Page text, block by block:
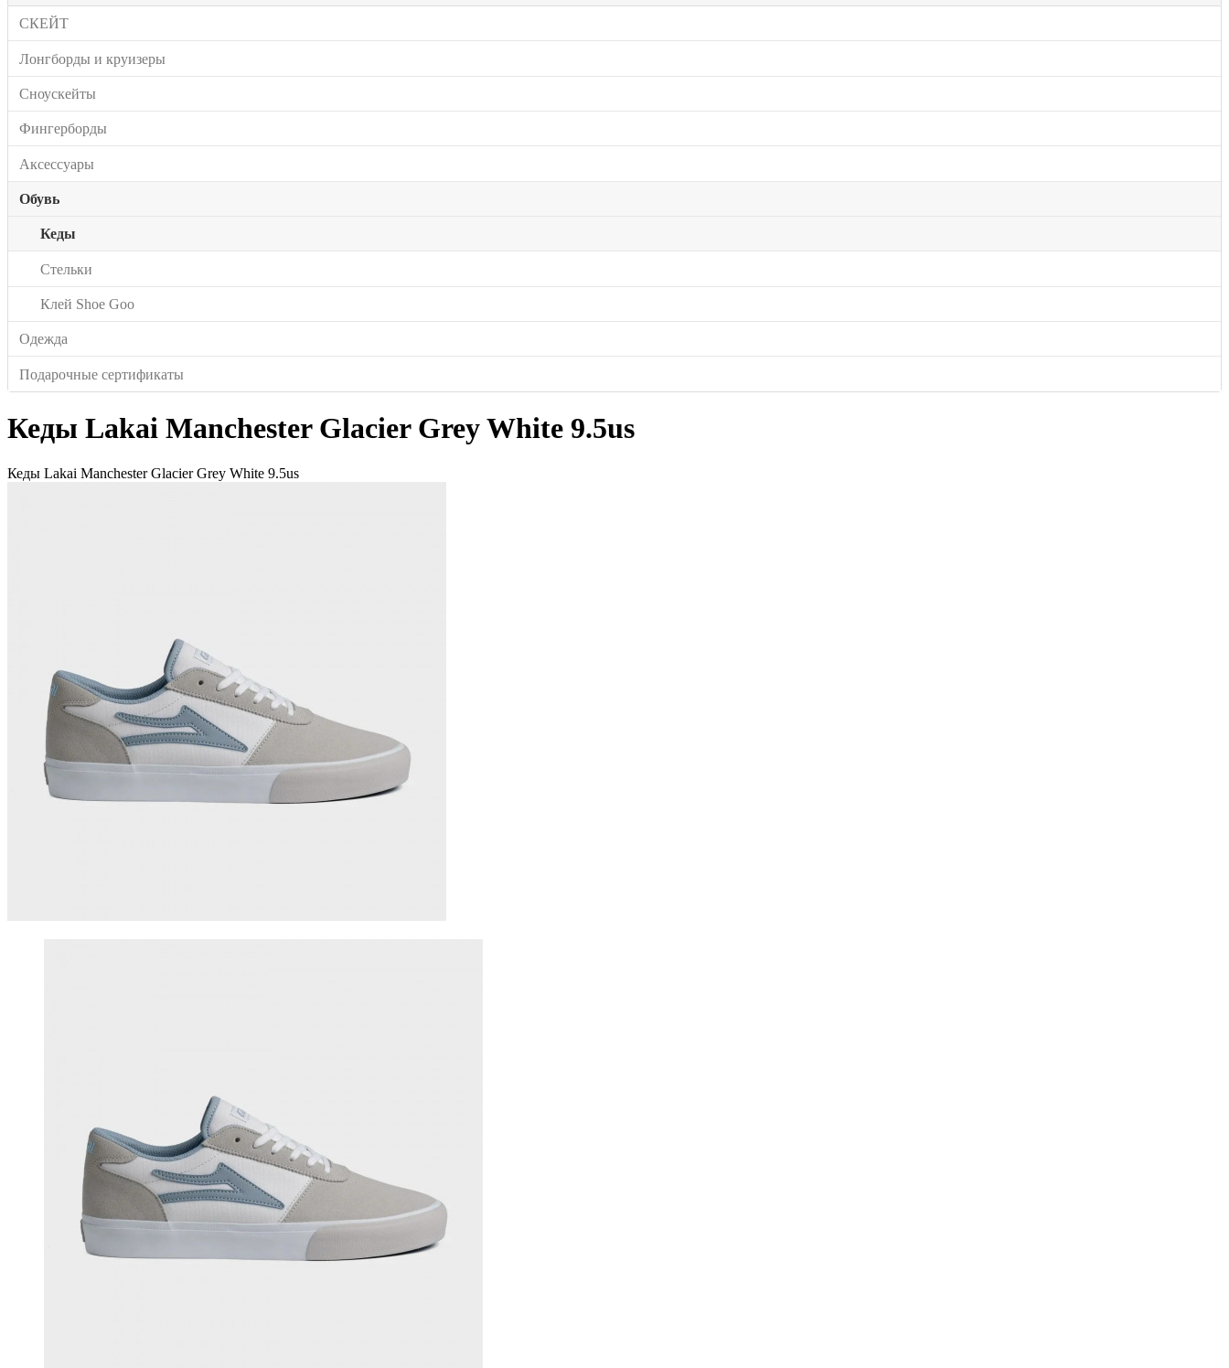
СКЕЙТ
Лонгборды и круизеры
Сноускейты
Фингерборды
Аксессуары
Обувь
Кеды
Стельки
Клей Shoe Goo
Одежда
Подарочные сертификаты
Кеды Lakai Manchester Glacier Grey White 9.5us
Кеды Lakai Manchester Glacier Grey White 9.5us